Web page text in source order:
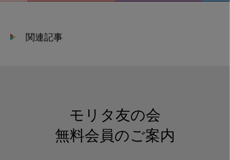
関連記事
モリタ友の会
無料会員のご案内